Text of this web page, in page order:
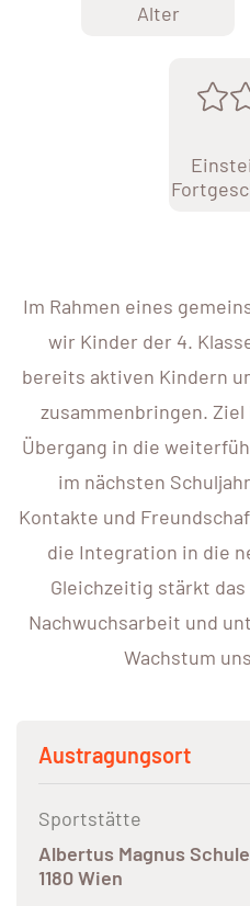
Alter
Im Rahmen eines
wir Kinder der 4.
bereits aktiven Kindern
zusammenbringen.
Übergang in die
im nächsten
Kontakte und
die Integration in die
Gleichzeitig stärkt
Nachwuchsarbeit und
Wachstum
Austragungsort
Sportstätte
Albertus Magnus
1180 Wien